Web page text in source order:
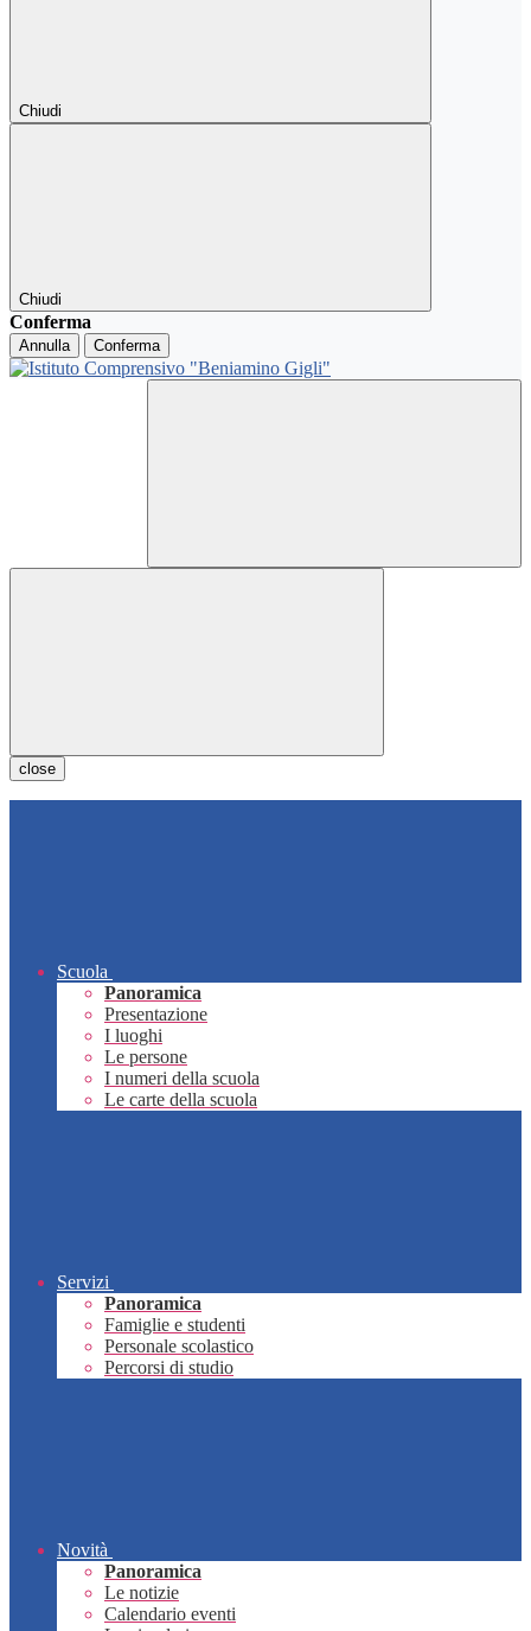
Chiudi
Chiudi
Conferma
Annulla Conferma
close
Scuola
Panoramica
Presentazione
I luoghi
Le persone
I numeri della scuola
Le carte della scuola
Servizi
Panoramica
Famiglie e studenti
Personale scolastico
Percorsi di studio
Novità
Panoramica
Le notizie
Calendario eventi